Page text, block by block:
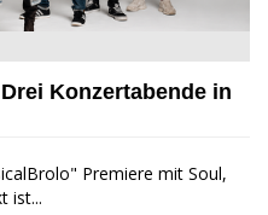
su Cuba" zu Gast beim
Konzertabende in
Premiere mit Soul,
ist...